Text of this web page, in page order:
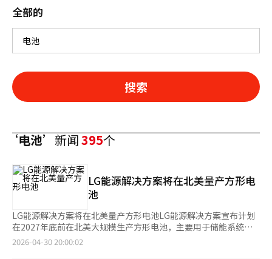
全部的
搜索
‘电池’新闻395个
LG能源解决方案将在北美量产方形电
池
LG能源解决方案将在北美量产方形电池LG能源解决方案宣布计划
在2027年底前在北美大规模生产方形电池，主要用于储能系统
（ESS）。此外，公司还将在韩国的五昌工厂进行电动汽车电池的
2026-04-30 20:00:02